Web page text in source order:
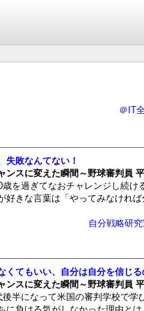
＠IT
失敗なんてない！
ンスに変えた瞬間～野球審判員
歳を過ぎてなおチャレンジし続け
好きな言葉は「やってみなけれ
自分戦略研
くてもいい、自分は自分を信じる
ンスに変えた瞬間～野球審判員
後半になって米国の審判学校で学